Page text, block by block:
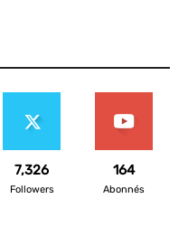
7,326
Followers
164
Abonnés